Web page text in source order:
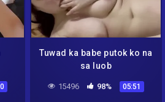
Tuwad ka babe putok ko na
sa luob
15496 98% 05:51